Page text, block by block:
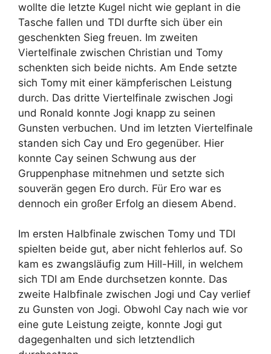
wollte die letzte Kugel nicht wie geplant in die
Tasche fallen und TDI durfte sich über ein
geschenkten Sieg freuen. Im zweiten
Viertelfinale zwischen Christian und Tomy
schenkten sich beide nichts. Am Ende setzte
sich Tomy mit einer kämpferischen Leistung
durch. Das dritte Viertelfinale zwischen Jogi
und Ronald konnte Jogi knapp zu seinen
Gunsten verbuchen. Und im letzten Viertelfinale
standen sich Cay und Ero gegenüber. Hier
konnte Cay seinen Schwung aus der
Gruppenphase mitnehmen und setzte sich
souverän gegen Ero durch. Für Ero war es
dennoch ein großer Erfolg an diesem Abend.
Im ersten Halbfinale zwischen Tomy und TDI
spielten beide gut, aber nicht fehlerlos auf. So
kam es zwangsläufig zum Hill-Hill, in welchem
sich TDI am Ende durchsetzen konnte. Das
zweite Halbfinale zwischen Jogi und Cay verlief
zu Gunsten von Jogi. Obwohl Cay nach wie vor
eine gute Leistung zeigte, konnte Jogi gut
dagegenhalten und sich letztendlich